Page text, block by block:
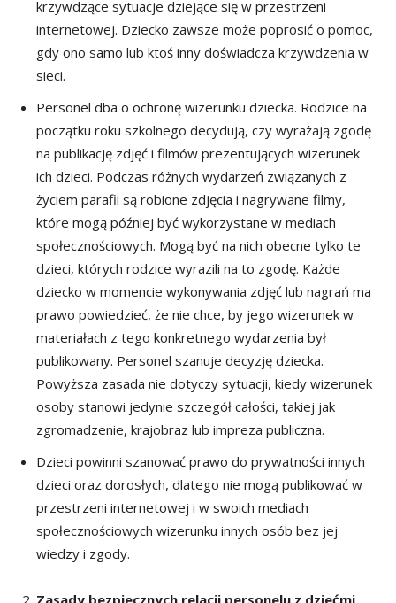
krzywdzące sytuacje dziejące się w przestrzeni
internetowej. Dziecko zawsze może poprosić o pomoc,
gdy ono samo lub ktoś inny doświadcza krzywdzenia w
sieci.
Personel dba o ochronę wizerunku dziecka. Rodzice na
początku roku szkolnego decydują, czy wyrażają zgodę
na publikację zdjęć i filmów prezentujących wizerunek
ich dzieci. Podczas różnych wydarzeń związanych z
życiem parafii są robione zdjęcia i nagrywane filmy,
które mogą później być wykorzystane w mediach
społecznościowych. Mogą być na nich obecne tylko te
dzieci, których rodzice wyrazili na to zgodę. Każde
dziecko w momencie wykonywania zdjęć lub nagrań ma
prawo powiedzieć, że nie chce, by jego wizerunek w
materiałach z tego konkretnego wydarzenia był
publikowany. Personel szanuje decyzję dziecka.
Powyższa zasada nie dotyczy sytuacji, kiedy wizerunek
osoby stanowi jedynie szczegół całości, takiej jak
zgromadzenie, krajobraz lub impreza publiczna.
Dzieci powinni szanować prawo do prywatności innych
dzieci oraz dorosłych, dlatego nie mogą publikować w
przestrzeni internetowej i w swoich mediach
społecznościowych wizerunku innych osób bez jej
wiedzy i zgody.
Zasady bezpiecznych relacji personelu z dziećmi